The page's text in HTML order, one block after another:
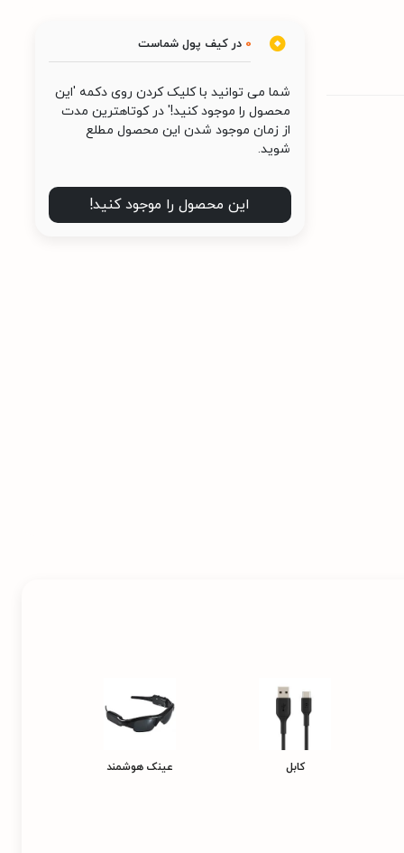
0 در کیف پول شماست
شما می توانید با کلیک کردن روی دکمه 'این
محصول را موجود کنید!' در کوتاهترین مدت
از زمان موجود شدن این محصول مطلع
شوید.
این محصول را موجود کنید!
کابل عینک هوشمند